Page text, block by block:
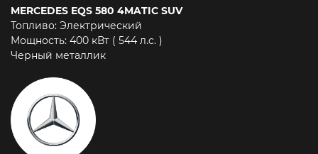
MERCEDES EQS 580 4MATIC SUV
Топливо: Электрический
Мощность: 400 кВт ( 544 л.c. )
Черный металлик